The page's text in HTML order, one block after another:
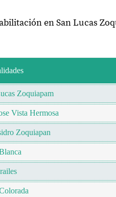
en San Lucas
Zoquiapam
Vista Hermosa
Zoquiapan